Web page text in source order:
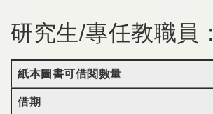
研究生/專任教職員：
紙本圖書可借閱數量
借期